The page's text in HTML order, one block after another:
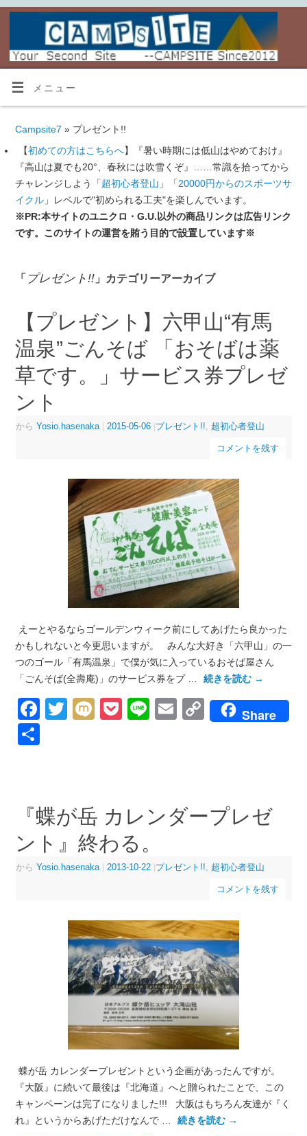
メニュー
Campsite7 » プレゼント!!
【初めての方はこちらへ】『暑い時期には低山はやめておけ』
『高山は夏でも20°、春秋には吹雪くぞ』……常識を拾ってから
チャレンジしよう「超初心者登山 」「20000円からのスポーツサ
イクル」レベルで"初められる工夫"を楽しんでいます。
※PR:本サイトのユニクロ・G.U.以外の商品リンクは広告リンク
です。このサイトの運営を賄う目的で設置しています※
「 プレゼント!!」カテゴリーアーカイブ
【プレゼント】六甲山“有馬
温泉”ごんそば 「おそばは薬
草です。」サービス券プレゼ
ント
から Yosio.hasenaka | 2015-05-06 |プレゼント!! 超初心者登山
コメントを残す
えーとやるならゴールデンウィーク前にしてあげたら良かった
かもしれないと今更思いますが。 みんな大好き「六甲山」の一
つのゴール「有馬温泉」で僕が気に入っているおそば屋さん
「ごんそば(全壽庵)」のサービス券をプ …
続きを読む →
Facebook
Twitter
MixiPocket
LineEmailCopyShare
『蝶が岳 カレンダープレゼ
ント』終わる。
から Yosio.hasenaka | 2013-10-22 |プレゼント!! 超初心者登山
コメントを残す
蝶が岳 カレンダープレゼントという企画があったんですが。
『大阪』に続いて最後は『北海道』へと贈られたことで、この
キャンペーンは完了になりました!!! 大阪はもちろん友達が『く
れ』というからあげただけなんで …
続きを読む →